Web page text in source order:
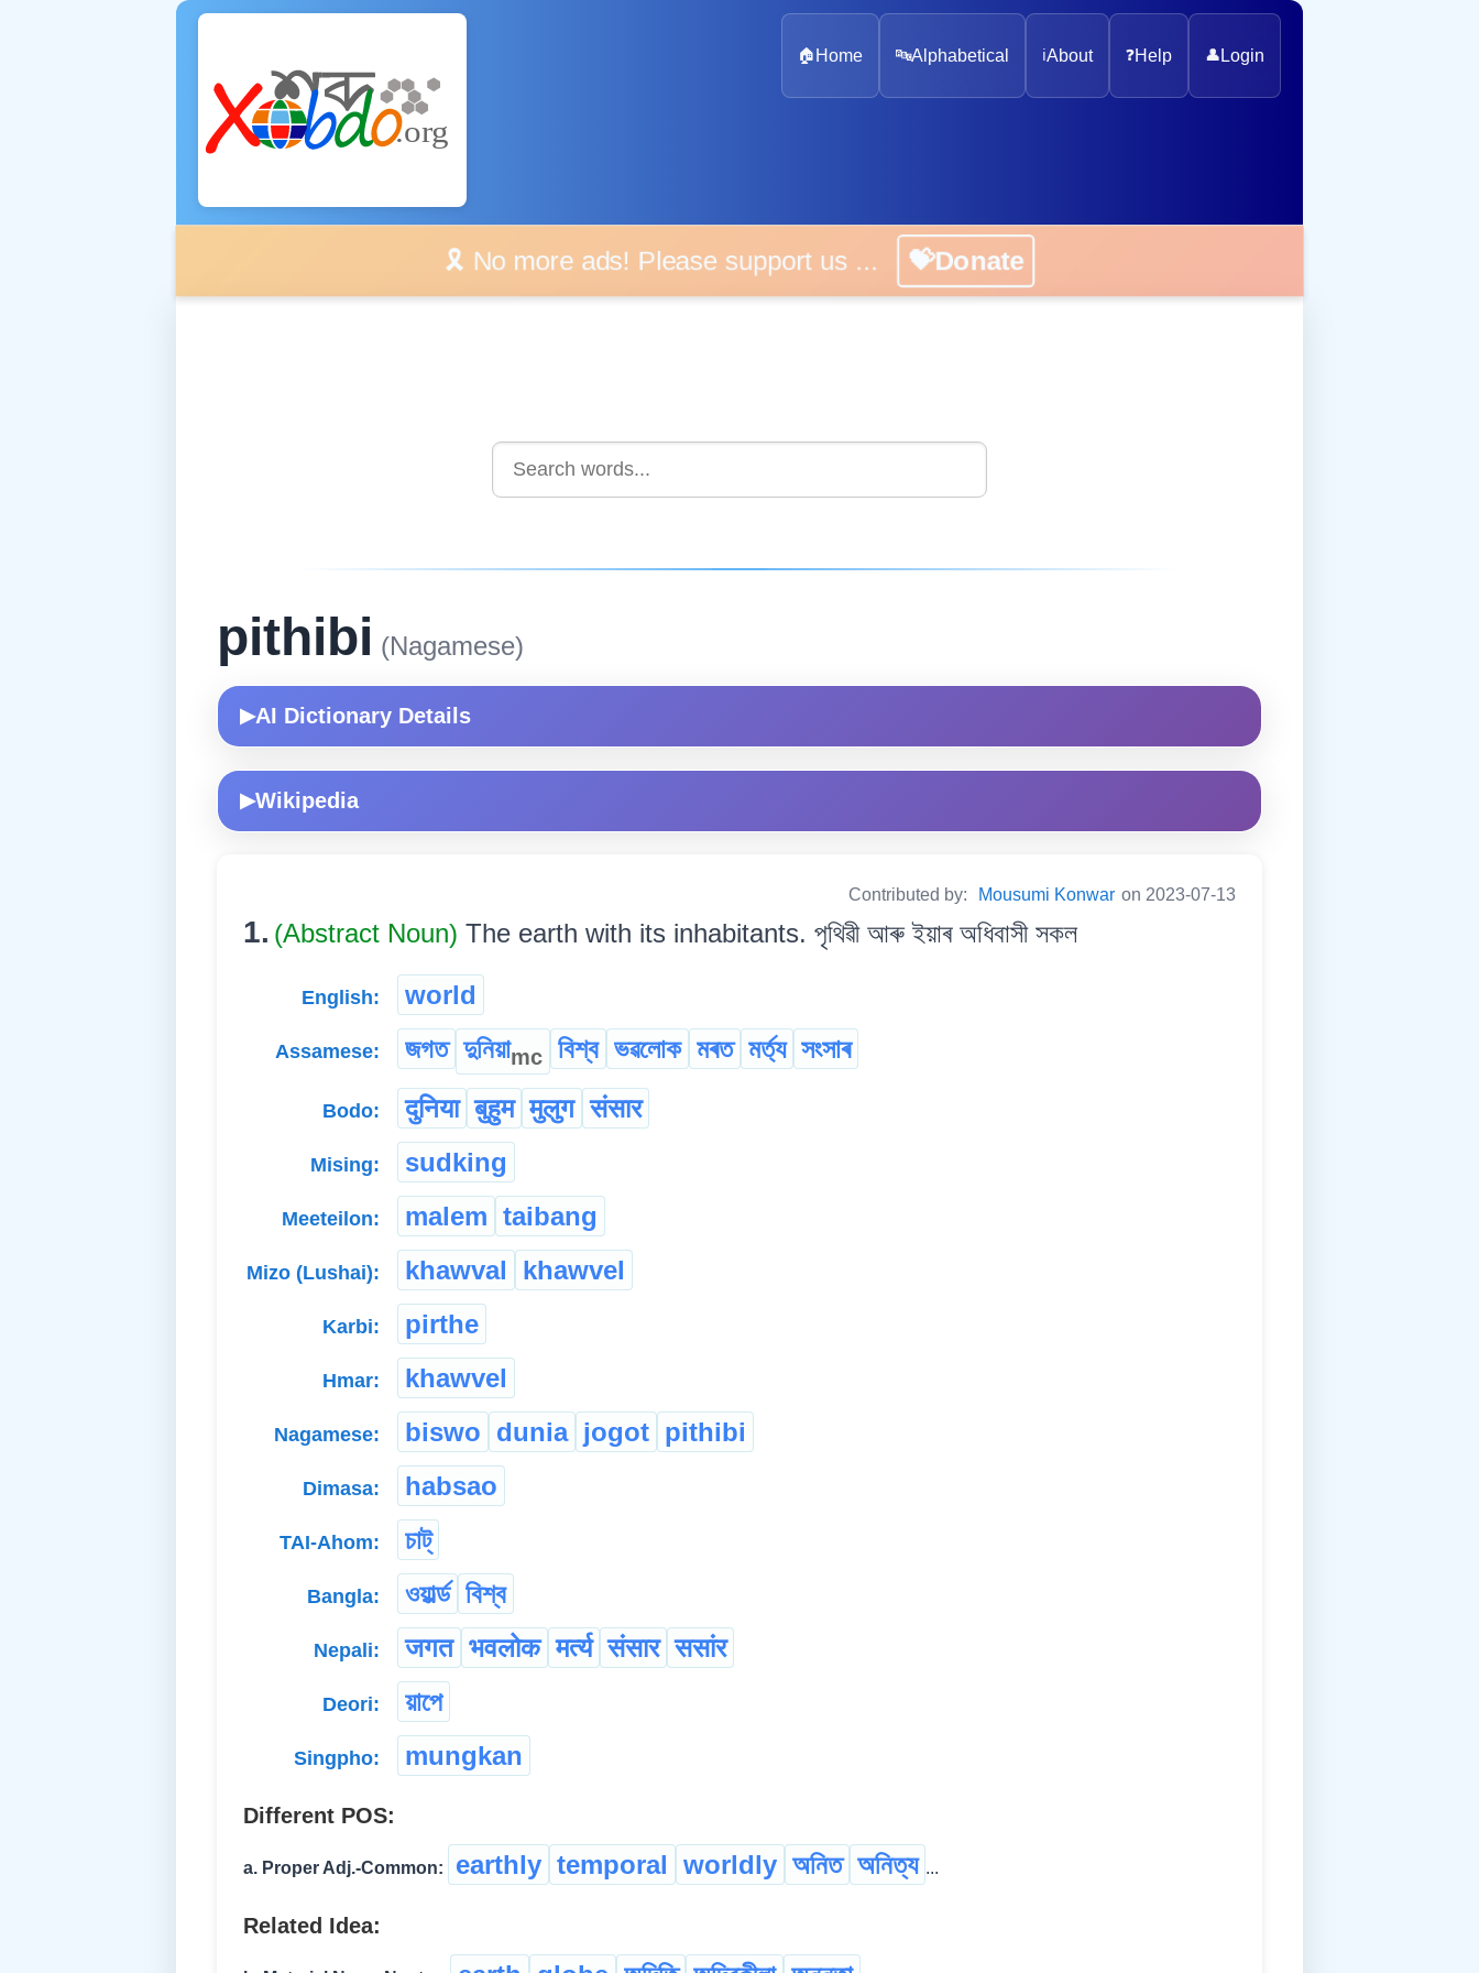
🏠 Home 🔤Alphabetical ℹ️About ❓Help 👤 Login
🎗️ No more ads! Please support us ... 💝Donate
pithibi (Nagamese)
▶AI Dictionary Details
▶Wikipedia
Contributed by: Mousumi Konwar on 2023-07-13
1. (Abstract Noun) The earth with its inhabitants. পৃথিৱী আৰু ইয়াৰ অধিবাসী সকল
English: world
Assamese: জগত দুনিয়াmc বিশ্ব ভৱলোক মৰত মৰ্ত্য সংসাৰ
Bodo: दुनिया बुहुम मुलुग संसार
Mising: sudking
Meeteilon: malem taibang
Mizo (Lushai): khawval khawvel
Karbi: pirthe
Hmar: khawvel
Nagamese: biswo dunia jogot pithibi
Dimasa: habsao
TAI-Ahom: চাট্
Bangla: ওয়ার্ল্ড বিশ্ব
Nepali: जगत भवलोक मर्त्य संसार ससांर
Deori: য়াপে
Singpho: mungkan
Different POS:
a. Proper Adj.-Common: earthly temporal worldly অনিত অনিত্য ...
Related Idea: